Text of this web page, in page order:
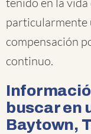
particularmente
compensación
continuo.
buscar en
Baytown,